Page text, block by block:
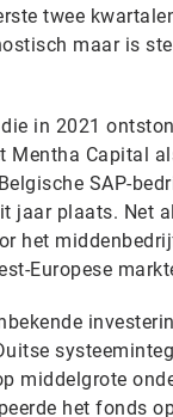
twee
maar is
in 2021
Mentha Capital
SAP-
jaar plaats. Net
het
Europese
middelgrote
het fonds